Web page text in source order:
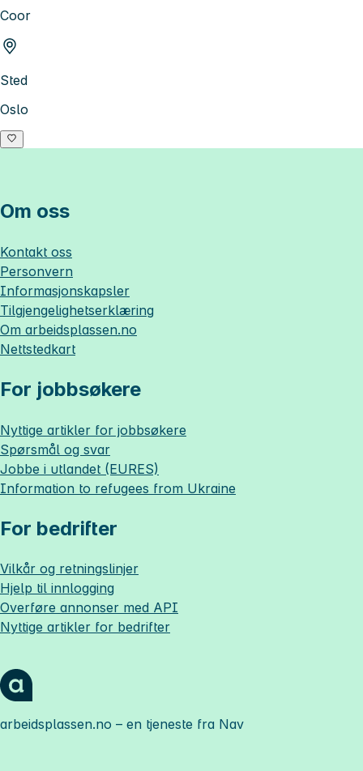
Coor
Sted
Oslo
Om oss
Kontakt oss
Personvern
Informasjonskapsler
Tilgjengelighetserklæring
Om arbeidsplassen.no
Nettstedkart
For jobbsøkere
Nyttige artikler for jobbsøkere
Spørsmål og svar
Jobbe i utlandet (EURES)
Information to refugees from Ukraine
For bedrifter
Vilkår og retningslinjer
Hjelp til innlogging
Overføre annonser med API
Nyttige artikler for bedrifter
arbeidsplassen.no – en tjeneste fra Nav